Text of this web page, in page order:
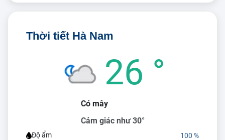
Thời tiết Hà Nam
26 °
Có mây
Cảm giác như 30°
Độ ẩm 100 %